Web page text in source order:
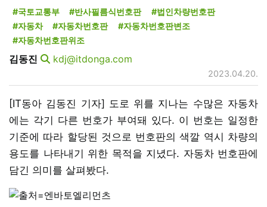
#국토교통부 #반사필름식번호판
#법인차량번호판
#자동차
#자동차번호판
#자동차번호판변조
#자동차번호판위조
김동진 kdj@itdonga.com
2023.04.20.
[IT동아 김동진 기자] 도로 위를 지나는 수많은 자동차
에는 각기 다른 번호가 부여돼 있다. 이 번호는 일정한
기준에 따라 할당된 것으로 번호판의 색깔 역시 차량의
용도를 나타내기 위한 목적을 지녔다. 자동차 번호판에
담긴 의미를 살펴봤다.